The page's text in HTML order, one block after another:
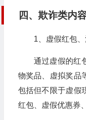
四、欺诈类内
1、虚假红包
通过虚假的红
物奖品、虚拟奖品
包括但不限于虚假
红包、虚假优惠券